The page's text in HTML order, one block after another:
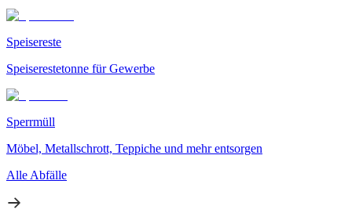
Speisereste
Speiserestetonne für Gewerbe
Sperrmüll
Möbel, Metallschrott, Teppiche und mehr entsorgen
Alle Abfälle